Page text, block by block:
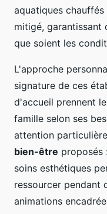
aquatiques
mitigé, garantissant
que soient les
L'approche
signature de ces
d'accueil prennent
famille selon ses
attention
bien-être proposés
soins esthétiques
ressourcer pendant
animations